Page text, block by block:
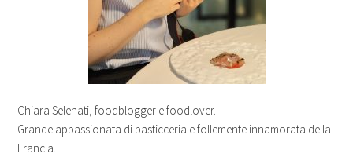
Chiara Selenati, foodblogger e foodlover.
Grande appassionata di pasticceria e follemente innamorata della
Francia.